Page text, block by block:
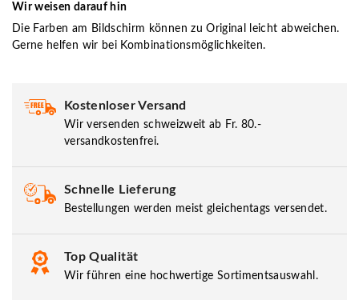
Wir weisen darauf hin
Die Farben am Bildschirm können zu Original leicht abweichen.
Gerne helfen wir bei Kombinationsmöglichkeiten.
Kostenloser Versand
Wir versenden schweizweit ab Fr. 80.-
versandkostenfrei.
Schnelle Lieferung
Bestellungen werden meist gleichentags versendet.
Top Qualität
Wir führen eine hochwertige Sortimentsauswahl.